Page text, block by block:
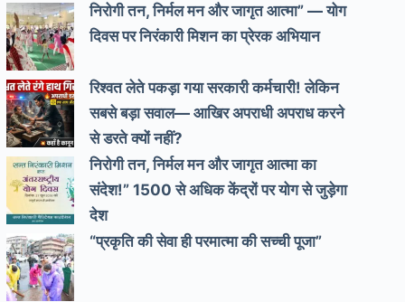
निरोगी तन, निर्मल मन और जागृत आत्मा” — योग
दिवस पर निरंकारी मिशन का प्रेरक अभियान
रिश्वत लेते पकड़ा गया सरकारी कर्मचारी! लेकिन
सबसे बड़ा सवाल— आखिर अपराधी अपराध करने
से डरते क्यों नहीं?
निरोगी तन, निर्मल मन और जागृत आत्मा का
संदेश!” 1500 से अधिक केंद्रों पर योग से जुड़ेगा
देश
“प्रकृति की सेवा ही परमात्मा की सच्ची पूजा”